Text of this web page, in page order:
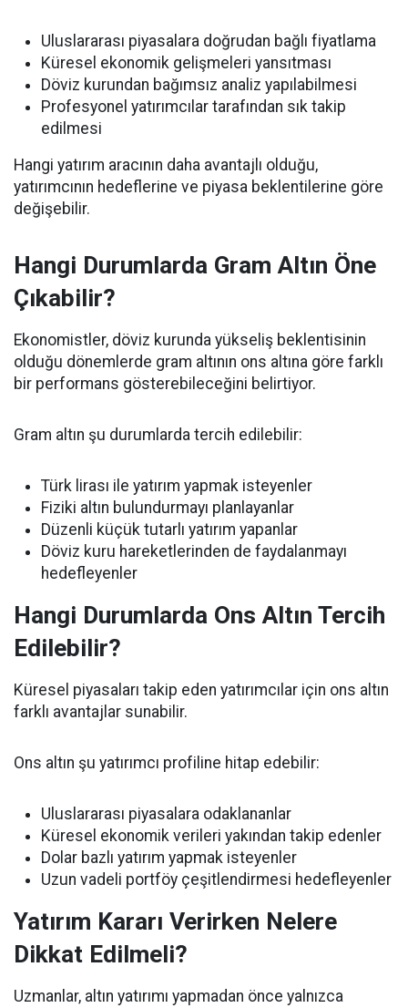
Uluslararası piyasalara doğrudan bağlı fiyatlama
Küresel ekonomik gelişmeleri yansıtması
Döviz kurundan bağımsız analiz yapılabilmesi
Profesyonel yatırımcılar tarafından sık takip
edilmesi
Hangi yatırım aracının daha avantajlı olduğu,
yatırımcının hedeflerine ve piyasa beklentilerine göre
değişebilir.
Hangi Durumlarda Gram Altın Öne
Çıkabilir?
Ekonomistler, döviz kurunda yükseliş beklentisinin
olduğu dönemlerde gram altının ons altına göre farklı
bir performans gösterebileceğini belirtiyor.
Gram altın şu durumlarda tercih edilebilir:
Türk lirası ile yatırım yapmak isteyenler
Fiziki altın bulundurmayı planlayanlar
Düzenli küçük tutarlı yatırım yapanlar
Döviz kuru hareketlerinden de faydalanmayı
hedefleyenler
Hangi Durumlarda Ons Altın Tercih
Edilebilir?
Küresel piyasaları takip eden yatırımcılar için ons altın
farklı avantajlar sunabilir.
Ons altın şu yatırımcı profiline hitap edebilir:
Uluslararası piyasalara odaklananlar
Küresel ekonomik verileri yakından takip edenler
Dolar bazlı yatırım yapmak isteyenler
Uzun vadeli portföy çeşitlendirmesi hedefleyenler
Yatırım Kararı Verirken Nelere
Dikkat Edilmeli?
Uzmanlar, altın yatırımı yapmadan önce yalnızca